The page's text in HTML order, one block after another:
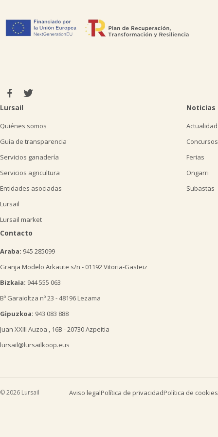
Lursail
Quiénes somos
Guía de transparencia
Servicios ganadería
Servicios agricultura
Entidades asociadas
Lursail
Lursail market
Noticias
Actualidad
Concursos
Ferias
Ongarri
Subastas
Contacto
Araba: 945 285099
Granja Modelo Arkaute s/n - 01192 Vitoria-Gasteiz
Bizkaia: 944 555 063
Bº Garaioltza nº 23 - 48196 Lezama
Gipuzkoa: 943 083 888
Juan XXIII Auzoa , 16B - 20730 Azpeitia
lursail@lursailkoop.eus
© 2026 Lursail Aviso legalPolítica de privacidadPolítica de cookies